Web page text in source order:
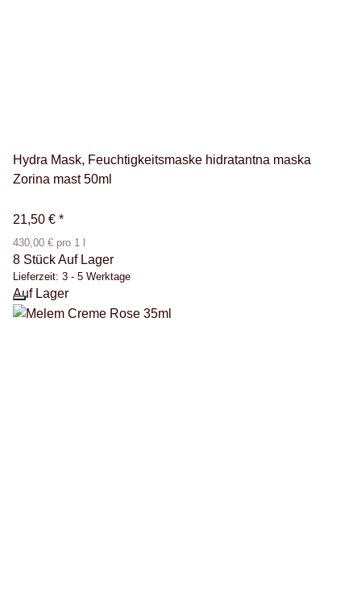
Hydra Mask, Feuchtigkeitsmaske hidratantna maska
Zorina mast 50ml
21,50 € *
430,00 € pro 1 l
8 Stück Auf Lager
Lieferzeit: 3 - 5 Werktage
Auf Lager